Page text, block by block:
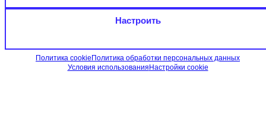
Настроить
Политика cookieПолитика обработки персональных данных
Условия использованияНастройки cookie